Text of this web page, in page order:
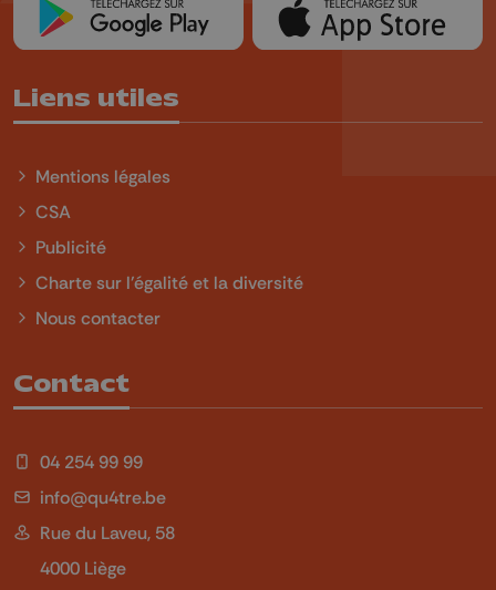
Liens utiles
Mentions légales
CSA
Publicité
Charte sur l'égalité et la diversité
Nous contacter
Contact
04 254 99 99
info@qu4tre.be
Rue du Laveu, 58
4000 Liège